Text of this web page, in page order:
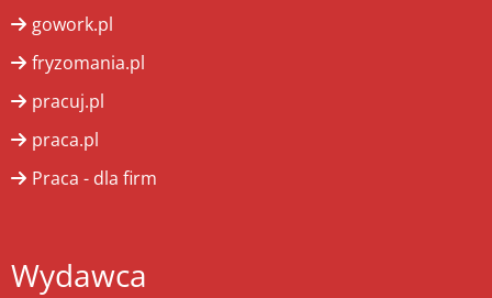
gowork.pl
fryzomania.pl
pracuj.pl
praca.pl
Praca - dla firm
Wydawca